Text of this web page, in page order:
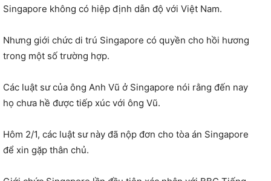
Singapore không có hiệp định dẫn độ với Việt Nam.
Nhưng giới chức di trú Singapore có quyền cho hồi hương
trong một số trường hợp.
Các luật sư của ông Anh Vũ ở Singapore nói rằng đến nay
họ chưa hề được tiếp xúc với ông Vũ.
Hôm 2/1, các luật sư này đã nộp đơn cho tòa án Singapore
để xin gặp thân chủ.